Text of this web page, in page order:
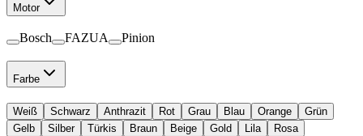
Motor
Bosch FAZUA Pinion
Farbe
Weiß Schwarz Anthrazit Rot Grau Blau Orange
Grün
Gelb
Silber Türkis Braun Beige Gold Lila Rosa